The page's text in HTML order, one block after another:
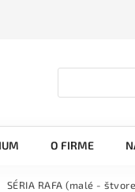
O FIRME
SÉRIA RAFA (malé -